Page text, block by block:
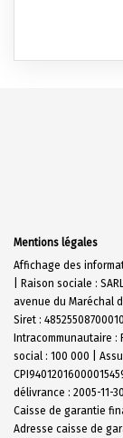
Mentions légales
Affichage des
| Raison sociale :
avenue du Maréchal
Siret :
Intracommunautaire :
social : 100 000 |
délivrance : 2005-11-
Caisse de garantie
Adresse caisse de